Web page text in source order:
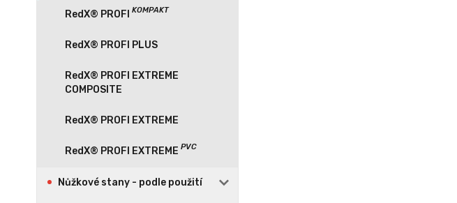
RedX® PROFI PLUS
RedX® PROFI EXTREME
COMPOSITE
RedX® PROFI EXTREME
Nůžkové stany - podle použití